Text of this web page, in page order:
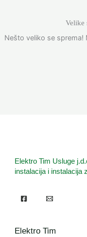
Velike
Nešto veliko se sprema!
Elektro Tim Usluge
instalacija i instalacija
Elektro Tim